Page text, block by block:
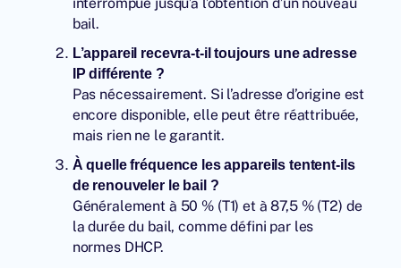
bail.
L’appareil recevra-t-il toujours une adresse
IP différente ?
Pas nécessairement. Si l’adresse d’origine est
encore disponible, elle peut être réattribuée,
mais rien ne le garantit.
À quelle fréquence les appareils tentent-ils
de renouveler le bail ?
Généralement à 50 % (T1) et à 87,5 % (T2) de
la durée du bail, comme défini par les
normes DHCP.